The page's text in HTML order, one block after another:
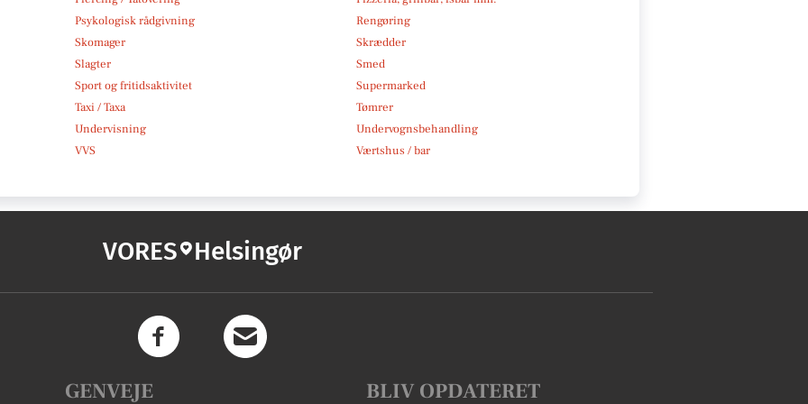
Psykologisk rådgivning
Rengøring
Skomager
Skrædder
Slagter
Smed
Sport og fritidsaktivitet
Supermarked
Taxi / Taxa
Tømrer
Undervisning
Undervognsbehandling
VVS
Værtshus / bar
VORES Helsingør
GENVEJE BLIV OPDATERET